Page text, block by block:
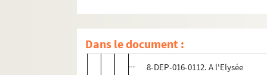
Dans le document :4-DEP-016-0267. Duru Frères,
8-DEP-016-0112. A l'Elysée